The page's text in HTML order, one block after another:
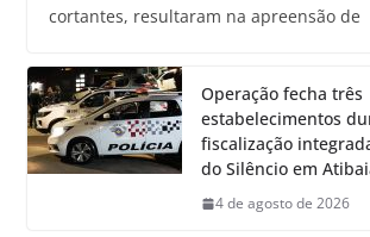
cortantes, resultaram na apreensão de
Operação fecha três
estabelecimentos
fiscalização
do Silêncio em
4 de agosto de 2026